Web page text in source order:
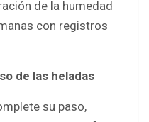
de la humedad
con registros
de las heladas
su paso,